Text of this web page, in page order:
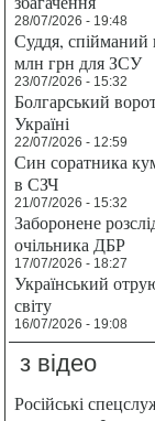
28/07/2026 - 19:48
Суддя, спійманий
млн грн для ЗСУ
23/07/2026 - 15:32
Болгарський
Україні
22/07/2026 - 12:59
Син соратника
в СЗЧ
21/07/2026 - 15:32
Заборонене
очільника ДБР
17/07/2026 - 18:27
Український
світу
16/07/2026 - 19:08
з відео
Російські